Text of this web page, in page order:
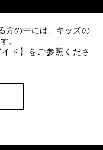
方の中には、キッズの
。
ド】をご参照くださ